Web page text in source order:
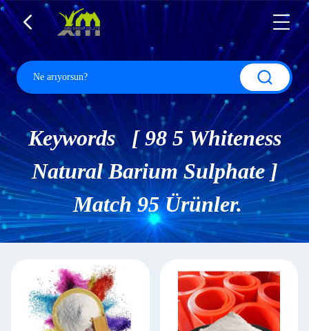
Keywords [ 98 5 Whiteness
Natural Barium Sulphate ]
Match 95 Ürünler.